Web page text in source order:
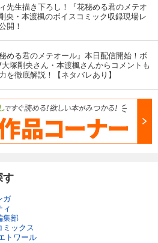
先生描き下ろし！『花秘める君のメテオ
央・本渡楓のボイスコミック収録現場レ
開！
める君のメテオール』本日配信開始！ボ
塚剛央さん・本渡楓さんからコメントも
を徹底解説！【ネタバレあり】
す
ガ
ィ
集部
ミックス
トワール